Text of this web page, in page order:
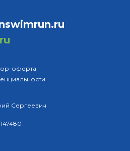
Сергеевич
оферта